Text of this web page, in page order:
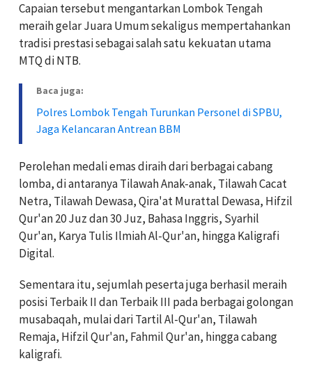
Capaian tersebut mengantarkan Lombok Tengah
meraih gelar Juara Umum sekaligus mempertahankan
tradisi prestasi sebagai salah satu kekuatan utama
MTQ di NTB.
Baca juga:
Polres Lombok Tengah Turunkan Personel di SPBU,
Jaga Kelancaran Antrean BBM
Perolehan medali emas diraih dari berbagai cabang
lomba, di antaranya Tilawah Anak-anak, Tilawah Cacat
Netra, Tilawah Dewasa, Qira'at Murattal Dewasa, Hifzil
Qur'an 20 Juz dan 30 Juz, Bahasa Inggris, Syarhil
Qur'an, Karya Tulis Ilmiah Al-Qur'an, hingga Kaligrafi
Digital.
Sementara itu, sejumlah peserta juga berhasil meraih
posisi Terbaik II dan Terbaik III pada berbagai golongan
musabaqah, mulai dari Tartil Al-Qur'an, Tilawah
Remaja, Hifzil Qur'an, Fahmil Qur'an, hingga cabang
kaligrafi.